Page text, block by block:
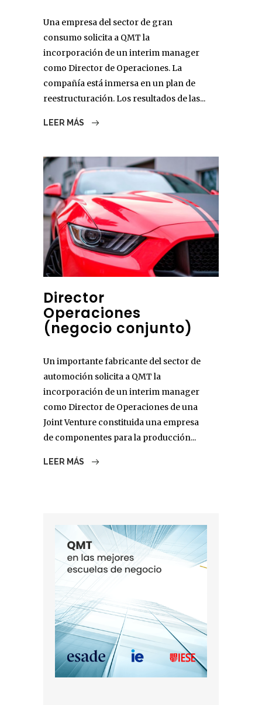
Una empresa del sector de gran
consumo solicita a QMT la
incorporación de un interim manager
como Director de Operaciones. La
compañía está inmersa en un plan de
reestructuración. Los resultados de las...
LEER MÁS
Director
Operaciones
(negocio conjunto)
Un importante fabricante del sector de
automoción solicita a QMT la
incorporación de un interim manager
como Director de Operaciones de una
Joint Venture constituida una empresa
de componentes para la producción...
LEER MÁS